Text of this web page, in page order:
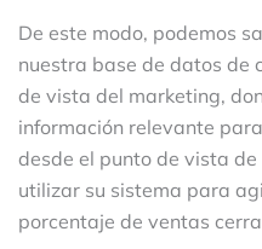
De este modo, podemos
nuestra base de datos de
de vista del marketing,
información relevante
desde el punto de vista
utilizar su sistema para
porcentaje de ventas